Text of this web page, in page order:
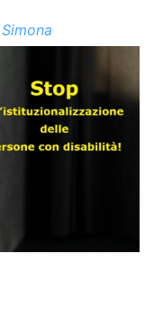
Simona